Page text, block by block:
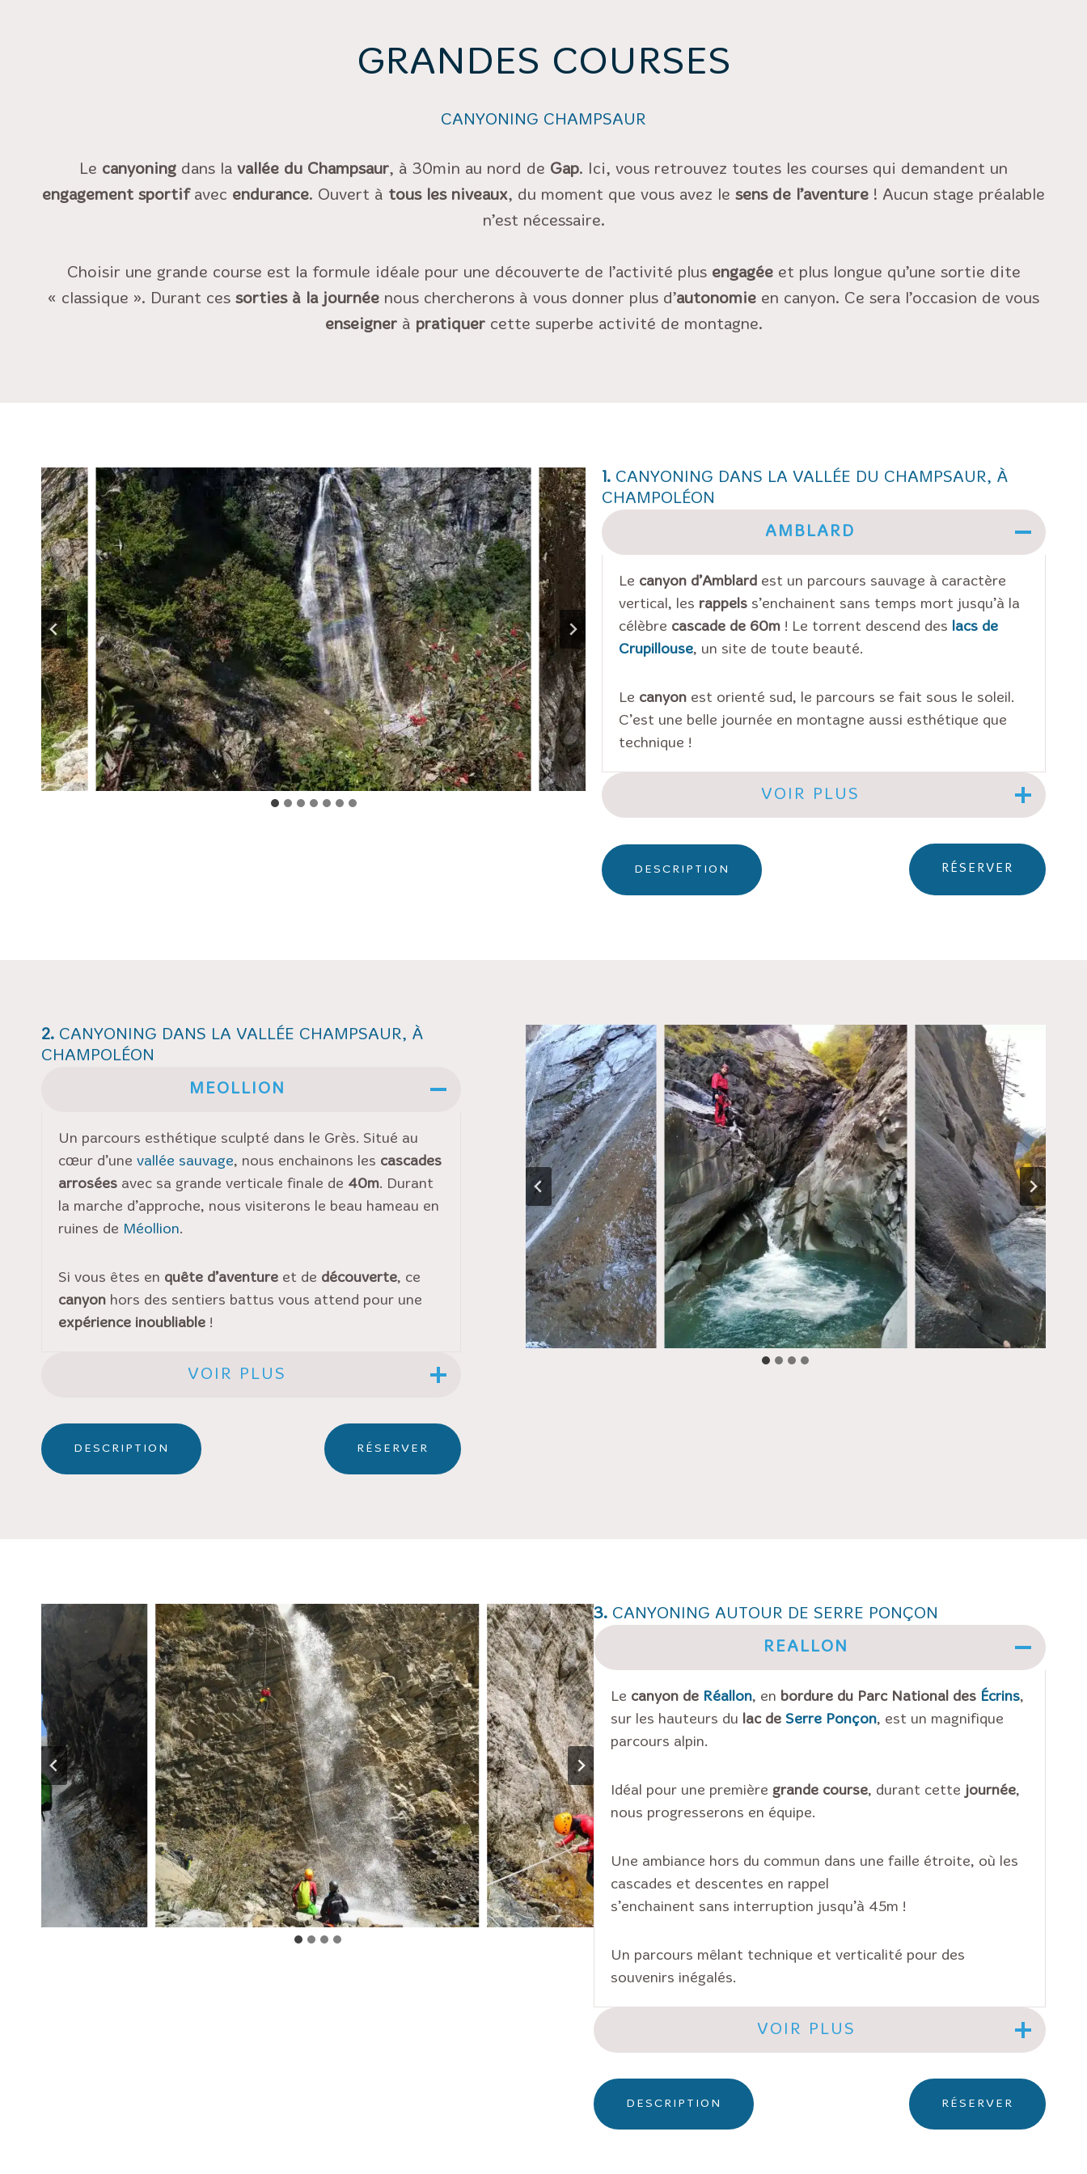
GRANDES COURSES
CANYONING CHAMPSAUR
Le canyoning dans la vallée du Champsaur, à 30min au nord de Gap. Ici, vous retrouvez toutes les courses qui demandent un
engagement sportifavec endurance. Ouvert à tous les niveaux, du moment que vous avez le sens de l’aventure ! Aucun stage préalable
n’est nécessaire.
Choisir une grande course est la formule idéale pour une découverte de l’activité plus engagéeet plus longue qu’une sortie dite
« classique ». Durant ces sorties à la journée nous chercherons à vous donner plus d’autonomie en canyon. Ce sera l’occasion de vous
enseignerà pratiquercette superbe activité de montagne.
1. CANYONING DANS LA VALLÉE DU CHAMPSAUR, À
CHAMPOLÉON
AMBLARD
Le canyon d’Amblard est un parcours sauvage à caractère
vertical, les rappels s’enchainent sans temps mort jusqu’à la
célèbre cascade de 60m ! Le torrent descend des lacs de
Crupillouse, un site de toute beauté.
Le canyon est orienté sud, le parcours se fait sous le soleil.
C’est une belle journée en montagne aussi esthétique que
technique !
VOIR PLUS
DESCRIPTION RÉSERVER
2. CANYONING DANS LA VALLÉE CHAMPSAUR, À
CHAMPOLÉON
MEOLLION
Un parcours esthétique sculpté dans le Grès. Situé au
cœur d’une vallée sauvage, nous enchainons les cascades
arrosées avec sa grande verticale finale de 40m. Durant
la marche d’approche, nous visiterons le beau hameau en
ruines de Méollion.
Si vous êtes en quête d’aventure et de découverte, ce
canyon hors des sentiers battus vous attend pour une
expérience inoubliable !
VOIR PLUS
DESCRIPTION RÉSERVER
3. CANYONING AUTOUR DE SERRE PONÇON
REALLON
Le canyon de Réallon, en bordure du Parc National des Écrins,
sur les hauteurs du lac de Serre Ponçon, est un magnifique
parcours alpin.
Idéal pour une première grande course, durant cette journée,
nous progresserons en équipe.
Une ambiance hors du commun dans une faille étroite, où les
cascades et descentes en rappel
s’enchainent sans interruption jusqu’à 45m !
Un parcours mêlant technique et verticalité pour des
souvenirs inégalés.
VOIR PLUS
DESCRIPTION RÉSERVER